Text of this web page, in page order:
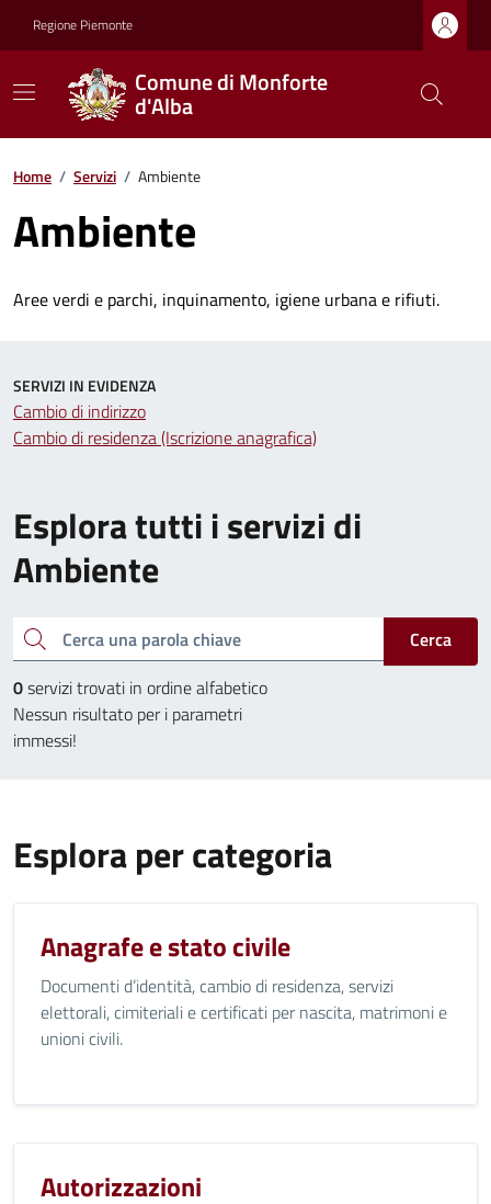
Regione Piemonte
Comune di Monforte
d'Alba
Home / Servizi / Ambiente
Ambiente
Aree verdi e parchi, inquinamento, igiene urbana e rifiuti.
Esplora tutti i servizi di
Ambiente
Cerca una parola chiave
Cerca
0servizi trovati in ordine alfabetico
Nessun risultato per i parametri
immessi!
SERVIZI IN EVIDENZA
Cambio di indirizzo
Cambio di residenza (Iscrizione anagrafica)
Esplora per categoria
Anagrafe e stato civile
Documenti d’identità, cambio di residenza, servizi
elettorali, cimiteriali e certificati per nascita, matrimoni e
unioni civili.
Autorizzazioni